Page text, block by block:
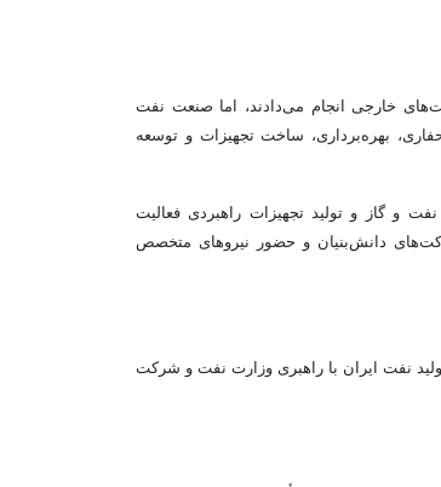
خارجی انجام می‌دادند، اما صنعت نفت
بهره‌برداری، ساخت تجهیزات و توسعه
و گاز و تولید تجهیزات راهبردی فعالیت
دانش‌بنیان و حضور نیروهای متخصص
نفت ایران با راهبری وزارت نفت و شرکت